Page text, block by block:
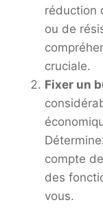
réduction
ou de
cruciale.
Fixer un
compte
des
vous.